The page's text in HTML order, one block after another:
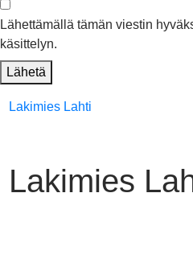
Lähettämällä tämän viestin
käsittelyn.
Lähetä
sisältöön
Lakimies Lahti
Lakimies